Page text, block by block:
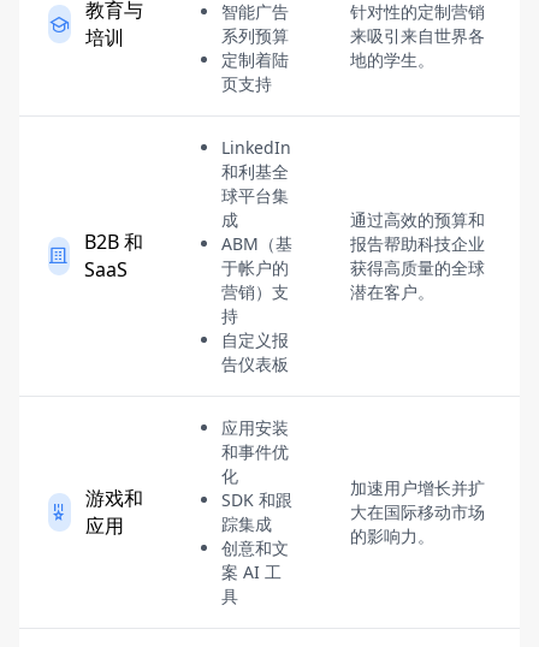
教育与
培训
智能广告
系列预算
定制着陆
页支持
针对性的定制营销
来吸引来自世界各
地的学生。
B2B 和
SaaS
LinkedIn
和利基全
球平台集
成
ABM（基
于帐户的
营销）支
持
自定义报
告仪表板
通过高效的预算和
报告帮助科技企业
获得高质量的全球
潜在客户。
游戏和
应用
应用安装
和事件优
化
SDK 和跟
踪集成
创意和文
案 AI 工
具
加速用户增长并扩
大在国际移动市场
的影响力。